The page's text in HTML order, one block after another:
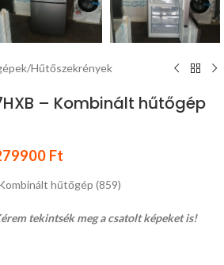
/Hűtőszekrények
– Kombinált hűtőgép
Ft
hűtőgép (859)
tekintsék meg a csatolt képeket is!